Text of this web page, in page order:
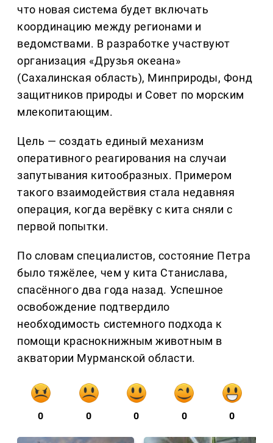
что новая система будет включать
координацию между регионами и
ведомствами. В разработке участвуют
организация «Друзья океана»
(Сахалинская область), Минприроды, Фонд
защитников природы и Совет по морским
млекопитающим.
Цель — создать единый механизм
оперативного реагирования на случаи
запутывания китообразных. Примером
такого взаимодействия стала недавняя
операция, когда верёвку с кита сняли с
первой попытки.
По словам специалистов, состояние Петра
было тяжёлее, чем у кита Станислава,
спасённого два года назад. Успешное
освобождение подтвердило
необходимость системного подхода к
помощи краснокнижным животным в
акватории Мурманской области.
0 0 0 0 0